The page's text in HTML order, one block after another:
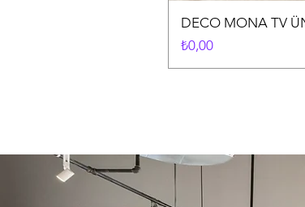
DECO MONA TV
Fiyat
₺0,00